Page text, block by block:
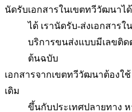
นัดรับเอกสารในเขตทวีวัฒนาไ
ได้ เรานัดรับ-ส่งเอกสาร
บริการขนส่งแบบมีเลขติ
ต้นฉบับ
เอกสารจากเขตทวีวัฒนาต้องใ
เดิม
ขึ้นกับประเทศปลายทาง